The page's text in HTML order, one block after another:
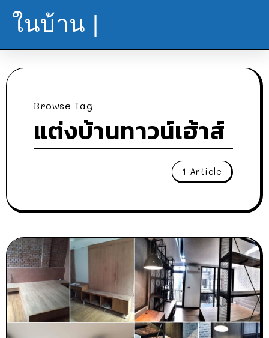
ในบ้าน |
Browse Tag
แต่งบ้านทาวน์เฮ้าส์
1 Article